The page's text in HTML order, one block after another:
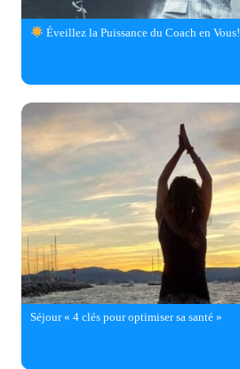
Éveillez la Puissance du Coach en Vous!
Séjour « 4 clés pour optimiser sa santé »